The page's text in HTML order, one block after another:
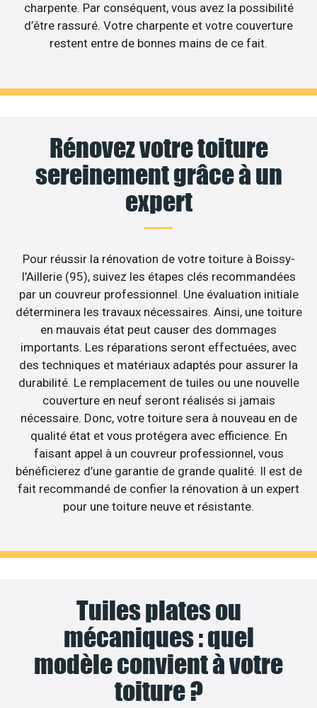
charpente. Par conséquent, vous avez la possibilité
d’être rassuré. Votre charpente et votre couverture
restent entre de bonnes mains de ce fait.
Rénovez votre toiture
sereinement grâce à un
expert
Pour réussir la rénovation de votre toiture à Boissy-
l’Aillerie (95), suivez les étapes clés recommandées
par un couvreur professionnel. Une évaluation initiale
déterminera les travaux nécessaires. Ainsi, une toiture
en mauvais état peut causer des dommages
importants. Les réparations seront effectuées, avec
des techniques et matériaux adaptés pour assurer la
durabilité. Le remplacement de tuiles ou une nouvelle
couverture en neuf seront réalisés si jamais
nécessaire. Donc, votre toiture sera à nouveau en de
qualité état et vous protégera avec efficience. En
faisant appel à un couvreur professionnel, vous
bénéficierez d’une garantie de grande qualité. Il est de
fait recommandé de confier la rénovation à un expert
pour une toiture neuve et résistante.
Tuiles plates ou
mécaniques : quel
modèle convient à votre
toiture ?